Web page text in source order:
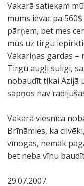
Vakarā satiekam
mums ievāc pa
pārņem, bet mes
mūs uz tirgu
Vakariņas gardas –
Tirgū augļi sulīgi,
nobaudīt tikai Āzijā
sapņos nav
Vakarā viesnīcā
Brīnāmies, ka
vīnogas, nemāk
bet neba vīnu
29.07.2007.